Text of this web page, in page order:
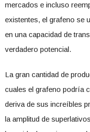
mercados e incluso
existentes, el grafeno se
en una capacidad de
verdadero potencial.
La gran cantidad de
cuales el grafeno podría
deriva de sus increíbles
la amplitud de